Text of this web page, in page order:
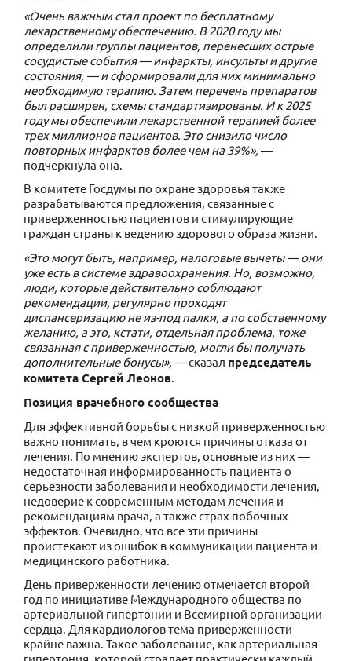
«Очень важным стал проект по бесплатному
лекарственному обеспечению. В 2020 году мы
определили группы пациентов, перенесших острые
сосудистые события — инфаркты, инсульты и другие
состояния, — и сформировали для них минимально
необходимую терапию. Затем перечень препаратов
был расширен, схемы стандартизированы. И к 2025
году мы обеспечили лекарственной терапией более
трех миллионов пациентов. Это снизило число
повторных инфарктов более чем на 39%», —
подчеркнула она.
В комитете Госдумы по охране здоровья также
разрабатываются предложения, связанные с
приверженностью пациентов и стимулирующие
граждан страны к ведению здорового образа жизни.
«Это могут быть, например, налоговые вычеты — они
уже есть в системе здравоохранения. Но, возможно,
люди, которые действительно соблюдают
рекомендации, регулярно проходят
диспансеризацию не из-под палки, а по собственному
желанию, а это, кстати, отдельная проблема, тоже
связанная с приверженностью, могли бы получать
дополнительные бонусы», —сказал председатель
комитета Сергей Леонов
Позиция врачебного сообщества
Для эффективной борьбы с низкой приверженностью
важно понимать, в чем кроются причины отказа от
лечения. По мнению экспертов, основные из них —
недостаточная информированность пациента о
серьезности заболевания и необходимости лечения,
недоверие к современным методам лечения и
рекомендациям врача, а также страх побочных
эффектов. Очевидно, что все эти причины
проистекают из ошибок в коммуникации пациента и
медицинского работника.
День приверженности лечению отмечается второй
год по инициативе Международного общества по
артериальной гипертонии и Всемирной организации
сердца. Для кардиологов тема приверженности
крайне важна. Такое заболевание, как артериальная